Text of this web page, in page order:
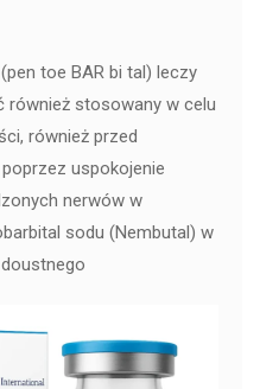
toe BAR bi tal) leczy
również stosowany w celu
również przed
poprzez uspokojenie
nerwów w
sodu (Nembutal) w